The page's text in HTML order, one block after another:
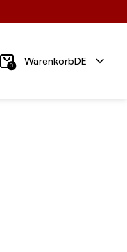
0 WarenkorbDE